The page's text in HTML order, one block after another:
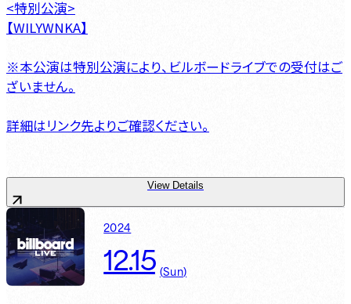
<特別公演>
【WILYWNKA】
※本公演は特別公演により、ビルボードライブでの受付はご
ざいません。
詳細はリンク先よりご確認ください。
View Details
2024
12.15 (Sun)